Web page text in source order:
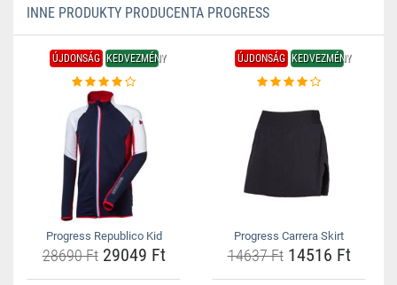
INNE PRODUKTY PRODUCENTA PROGRESS
ÚJDONSÁG KEDVEZMÉNY
Progress Republico Kid
28690 Ft29049 Ft
ÚJDONSÁG KEDVEZMÉNY
Progress Carrera Skirt
14637 Ft14516 Ft